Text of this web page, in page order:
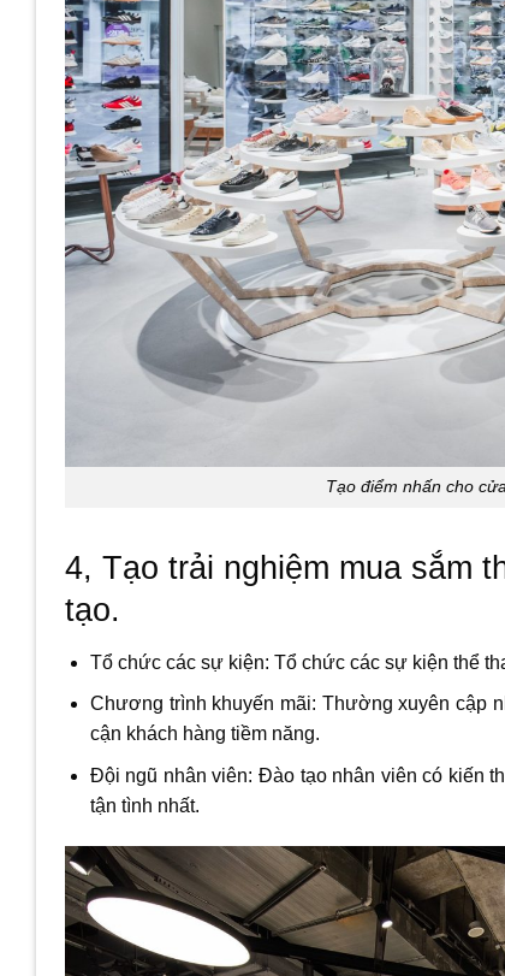
Tạo điểm nhấn cho
4, Tạo trải nghiệm mua sắm
tạo.
Tổ chức các sự kiện: Tổ chức các sự kiện thể
Chương trình khuyến mãi: Thường xuyên cập
cận khách hàng tiềm năng.
Đội ngũ nhân viên: Đào tạo nhân viên có kiến
tận tình nhất.